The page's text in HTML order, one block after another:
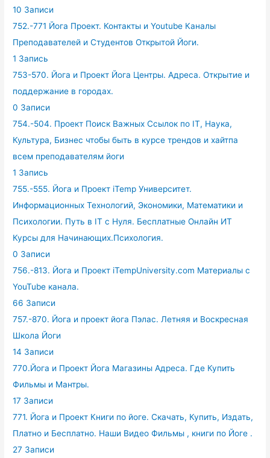
10 Записи
752.-771 Йога Проект. Контакты и Youtube Каналы
Преподавателей и Студентов Открытой Йоги.
1 Запись
753-570. Йога и Проект Йога Центры. Адреса. Открытие и
поддержание в городах.
0 Записи
754.-504. Проект Поиск Важных Ссылок по IT, Наука,
Культура, Бизнес чтобы быть в курсе трендов и хайтпа
всем преподавателям йоги
1 Запись
755.-555. Йога и Проект iTemp Университет.
Информационных Технологий, Экономики, Математики и
Психологии. Путь в IT с Нуля. Бесплатные Онлайн ИТ
Курсы для Начинающих.Психология.
0 Записи
756.-813. Йога и Проект iTempUniversity.com Материалы с
YouTube канала.
66 Записи
757.-870. Йога и проект йога Пэлас. Летняя и Воскресная
Школа Йоги
14 Записи
770.Йога и Проект Йога Магазины Адреса. Где Купить
Фильмы и Мантры.
17 Записи
771. Йога и Проект Книги по йоге. Скачать, Купить, Издать,
Платно и Бесплатно. Наши Видео Фильмы , книги по Йоге .
27 Записи